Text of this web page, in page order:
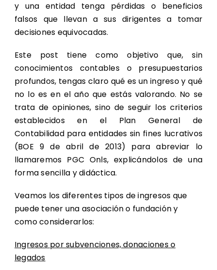
y una entidad tenga pérdidas o beneficios
falsos que llevan a sus dirigentes a tomar
decisiones equivocadas.
Este post tiene como objetivo que, sin
conocimientos contables o presupuestarios
profundos, tengas claro qué es un ingreso y qué
no lo es en el año que estás valorando. No se
trata de opiniones, sino de seguir los criterios
establecidos en el Plan General de
Contabilidad para entidades sin fines lucrativos
(BOE 9 de abril de 2013) para abreviar lo
llamaremos PGC Onls, explicándolos de una
forma sencilla y didáctica.
Veamos los diferentes tipos de ingresos que
puede tener una asociación o fundación y
como considerarlos:
Ingresos por subvenciones, donaciones o
legados